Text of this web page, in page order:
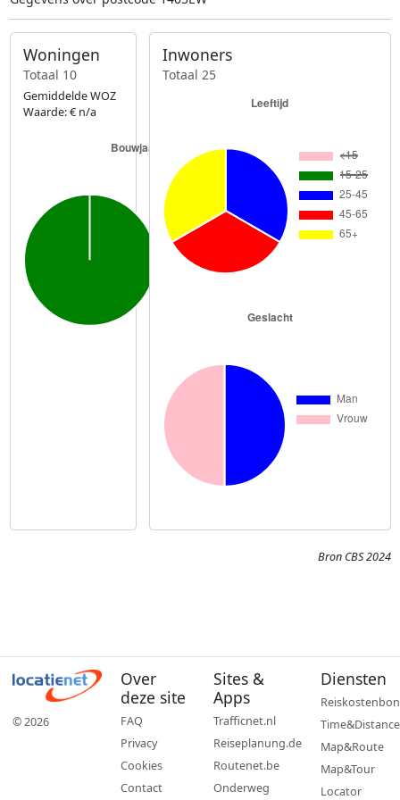
Woningen
Totaal 10
Gemiddelde WOZ
Waarde: € n/a
Inwoners
Totaal 25
Bron CBS 2024
© 2026
Over
deze site
FAQ
Privacy
Cookies
Contact
Sites &
Apps
Trafficnet.nl
Reiseplanung.de
Routenet.be
Onderweg
Diensten
Reiskostenbon
Time&Distance
Map&Route
Map&Tour
Locator